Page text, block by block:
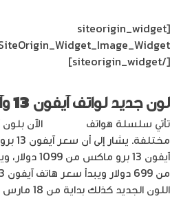
[siteorigin_widget
[/siteorigin_widget]
لون جديد لواتف آيفون 13 وآيفون 13 برو
تأتي سلسلة هواتف
الآن
اللون الجديد كذلك بداية من 18 مارس القادم.